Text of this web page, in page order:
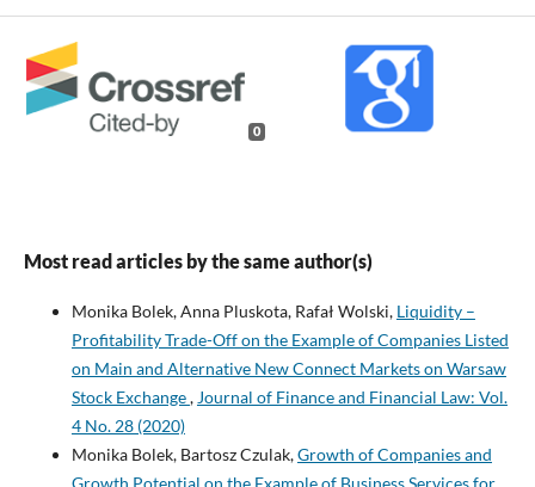
0
Most read articles by the same author(s)
Monika Bolek, Anna Pluskota, Rafał Wolski, Liquidity –
Profitability Trade-Off on the Example of Companies Listed
on Main and Alternative New Connect Markets on Warsaw
Stock Exchange, Journal of Finance and Financial Law: Vol.
4 No. 28 (2020)
Monika Bolek, Bartosz Czulak,Growth of Companies and